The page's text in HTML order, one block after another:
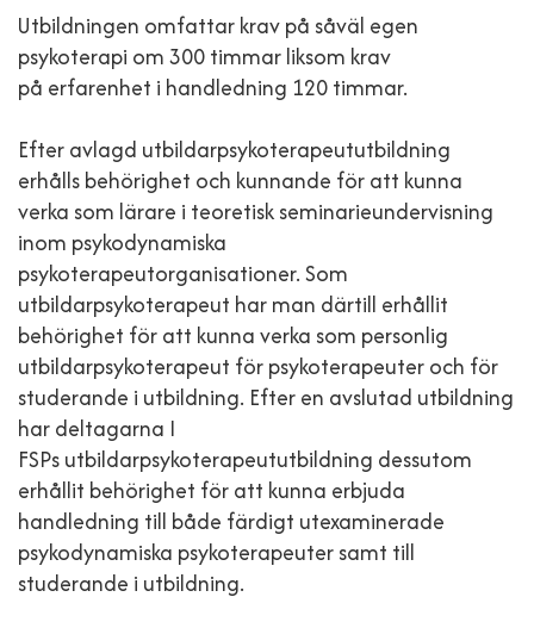
Utbildningen omfattar krav på såväl egen
psykoterapi om 300 timmar liksom krav
på erfarenhet i handledning 120 timmar.
Efter avlagd utbildarpsykoterapeututbildning
erhålls behörighet och kunnande för att kunna
verka som lärare i teoretisk seminarieundervisning
inom psykodynamiska
psykoterapeutorganisationer. Som
utbildarpsykoterapeut har man därtill erhållit
behörighet för att kunna verka som personlig
utbildarpsykoterapeut för psykoterapeuter och för
studerande i utbildning. Efter en avslutad utbildning
har deltagarna I
FSPs utbildarpsykoterapeututbildning dessutom
erhållit behörighet för att kunna erbjuda
handledning till både färdigt utexaminerade
psykodynamiska psykoterapeuter samt till
studerande i utbildning.